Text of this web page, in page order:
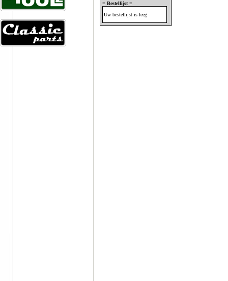
= Bestellijst =
Uw bestellijst is leeg.